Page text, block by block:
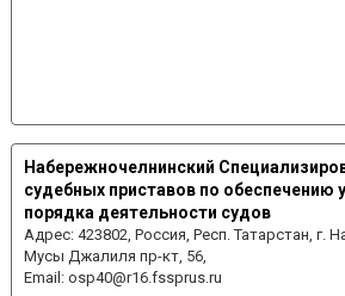
Набережночелнинский
судебных приставов по обеспечению
порядка деятельности судов
Адрес: 423802, Россия, Респ. Татарстан,
Мусы Джалиля пр-кт, 56,
Email: osp40@r16.fssprus.ru